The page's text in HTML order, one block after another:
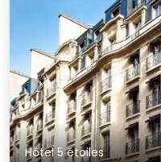
Hôtel 5 étoiles